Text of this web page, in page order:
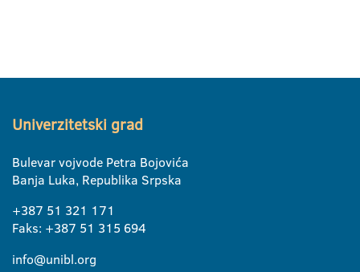
Univerzitetski grad
Bulevar vojvode Petra Bojovića
Banja Luka, Republika Srpska
+387 51 321 171
Faks: +387 51 315 694
info@unibl.org